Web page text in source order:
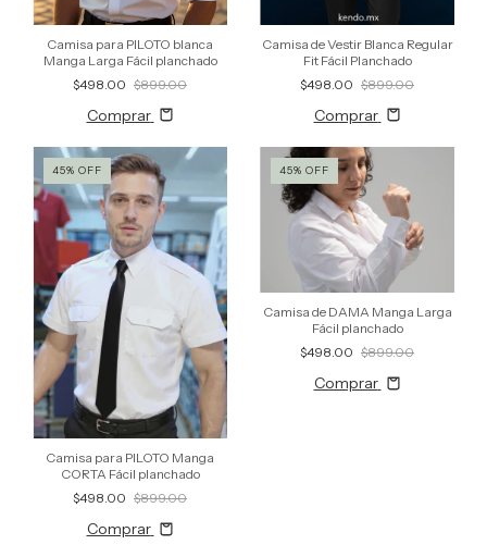
Camisa para PILOTO blanca
Manga Larga Fácil planchado
$498.00 $899.00
Comprar
Camisa de Vestir Blanca Regular
Fit Fácil Planchado
$498.00 $899.00
Comprar
45% OFF
Camisa para PILOTO Manga
CORTA Fácil planchado
$498.00 $899.00
Comprar
45% OFF
Camisa de DAMA Manga Larga
Fácil planchado
$498.00 $899.00
Comprar